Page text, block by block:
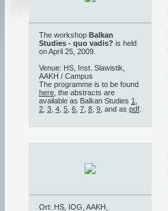
The workshop Balkan
Studies - quo vadis? is held
on April 25, 2009.
Venue: HS, Inst. Slawistik,
AAKH / Campus
The programme is to be found
here , the abstracts are
available as Balkan Studies 1
2 3 4 5 6 7 8 9 , and as pdf
Ort: HS, IOG, AAKH,